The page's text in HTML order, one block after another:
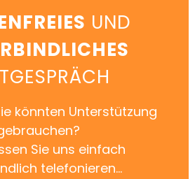
UND
könnten Unterstützung
Sie uns einfach
telefonieren...